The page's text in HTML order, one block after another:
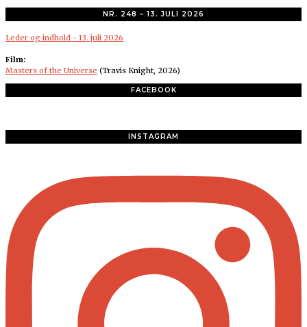
NR. 248 – 13. JULI 2026
Leder og indhold - 13. juli 2026
Film:
Masters of the Universe (Travis Knight, 2026)
FACEBOOK
INSTAGRAM